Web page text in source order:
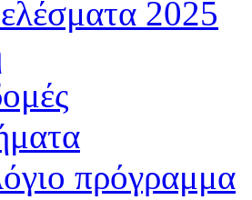
2025
πρόγραμμα